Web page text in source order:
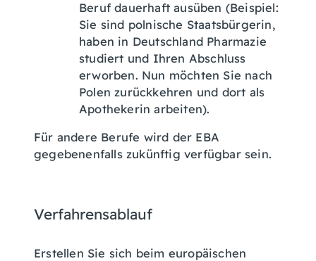
Beruf dauerhaft ausüben (Beispiel:
Sie sind polnische Staatsbürgerin,
haben in Deutschland Pharmazie
studiert und Ihren Abschluss
erworben. Nun möchten Sie nach
Polen zurückkehren und dort als
Apothekerin arbeiten).
Für andere Berufe wird der EBA
gegebenenfalls zukünftig verfügbar sein.
Verfahrensablauf
Erstellen Sie sich beim europäischen